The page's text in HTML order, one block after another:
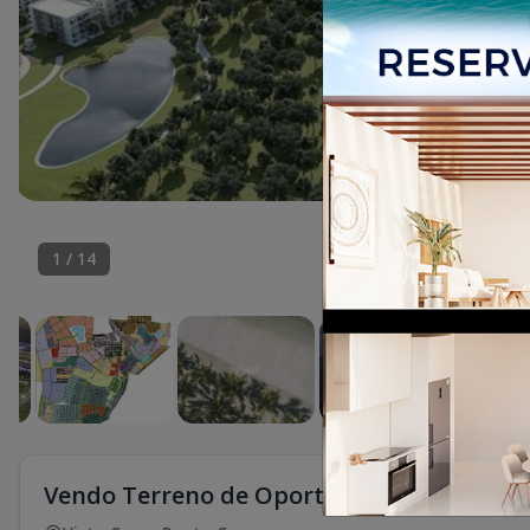
1 / 14
Vendo Terreno de Oportunidad en vista